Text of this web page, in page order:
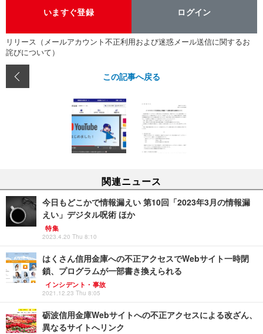
いますぐ登録 ログイン
リリース（メールアカウント不正利用および迷惑メール送信に関するお
詫びについて）
この記事へ戻る
関連ニュース
今日もどこかで情報漏えい 第10回「2023年3月の情報漏
えい」デジタル呪術 ほか
特集
2023.4.20 Thu 8:10
はくさん信用金庫への不正アクセスでWebサイト一時閉
鎖、プログラムが一部書き換えられる
インシデント・事故
2021.12.23 Thu 8:05
砺波信用金庫Webサイトへの不正アクセスによる改ざん、
異なるサイトへリンク